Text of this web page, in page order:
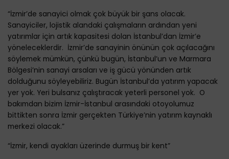
“İzmir’de sanayici olmak çok büyük bir şans olacak.
Sanayiciler, lojistik alandaki çalışmaların ardından yeni
yatırımlar için artık kapasitesi dolan İstanbul’dan İzmir’e
yöneleceklerdir. İzmir’de sanayinin önünün çok açılacağını
söylemek mümkün, çünkü bugün, İstanbul’un ve Marmara
Bölgesi’nin sanayi arsaları ve iş gücü yönünden artık
dolduğunu söyleyebiliriz. Bugün İstanbul’da yatırım yapacak
yer yok. Yeri bulsanız çalıştıracak yeterli personel yok. O
bakımdan bizim İzmir-İstanbul arasındaki otoyolumuz
bittikten sonra İzmir gerçekten Türkiye’nin yatırım kaynaklı
merkezi olacak.”
“İzmir, kendi ayakları üzerinde durmuş bir kent”